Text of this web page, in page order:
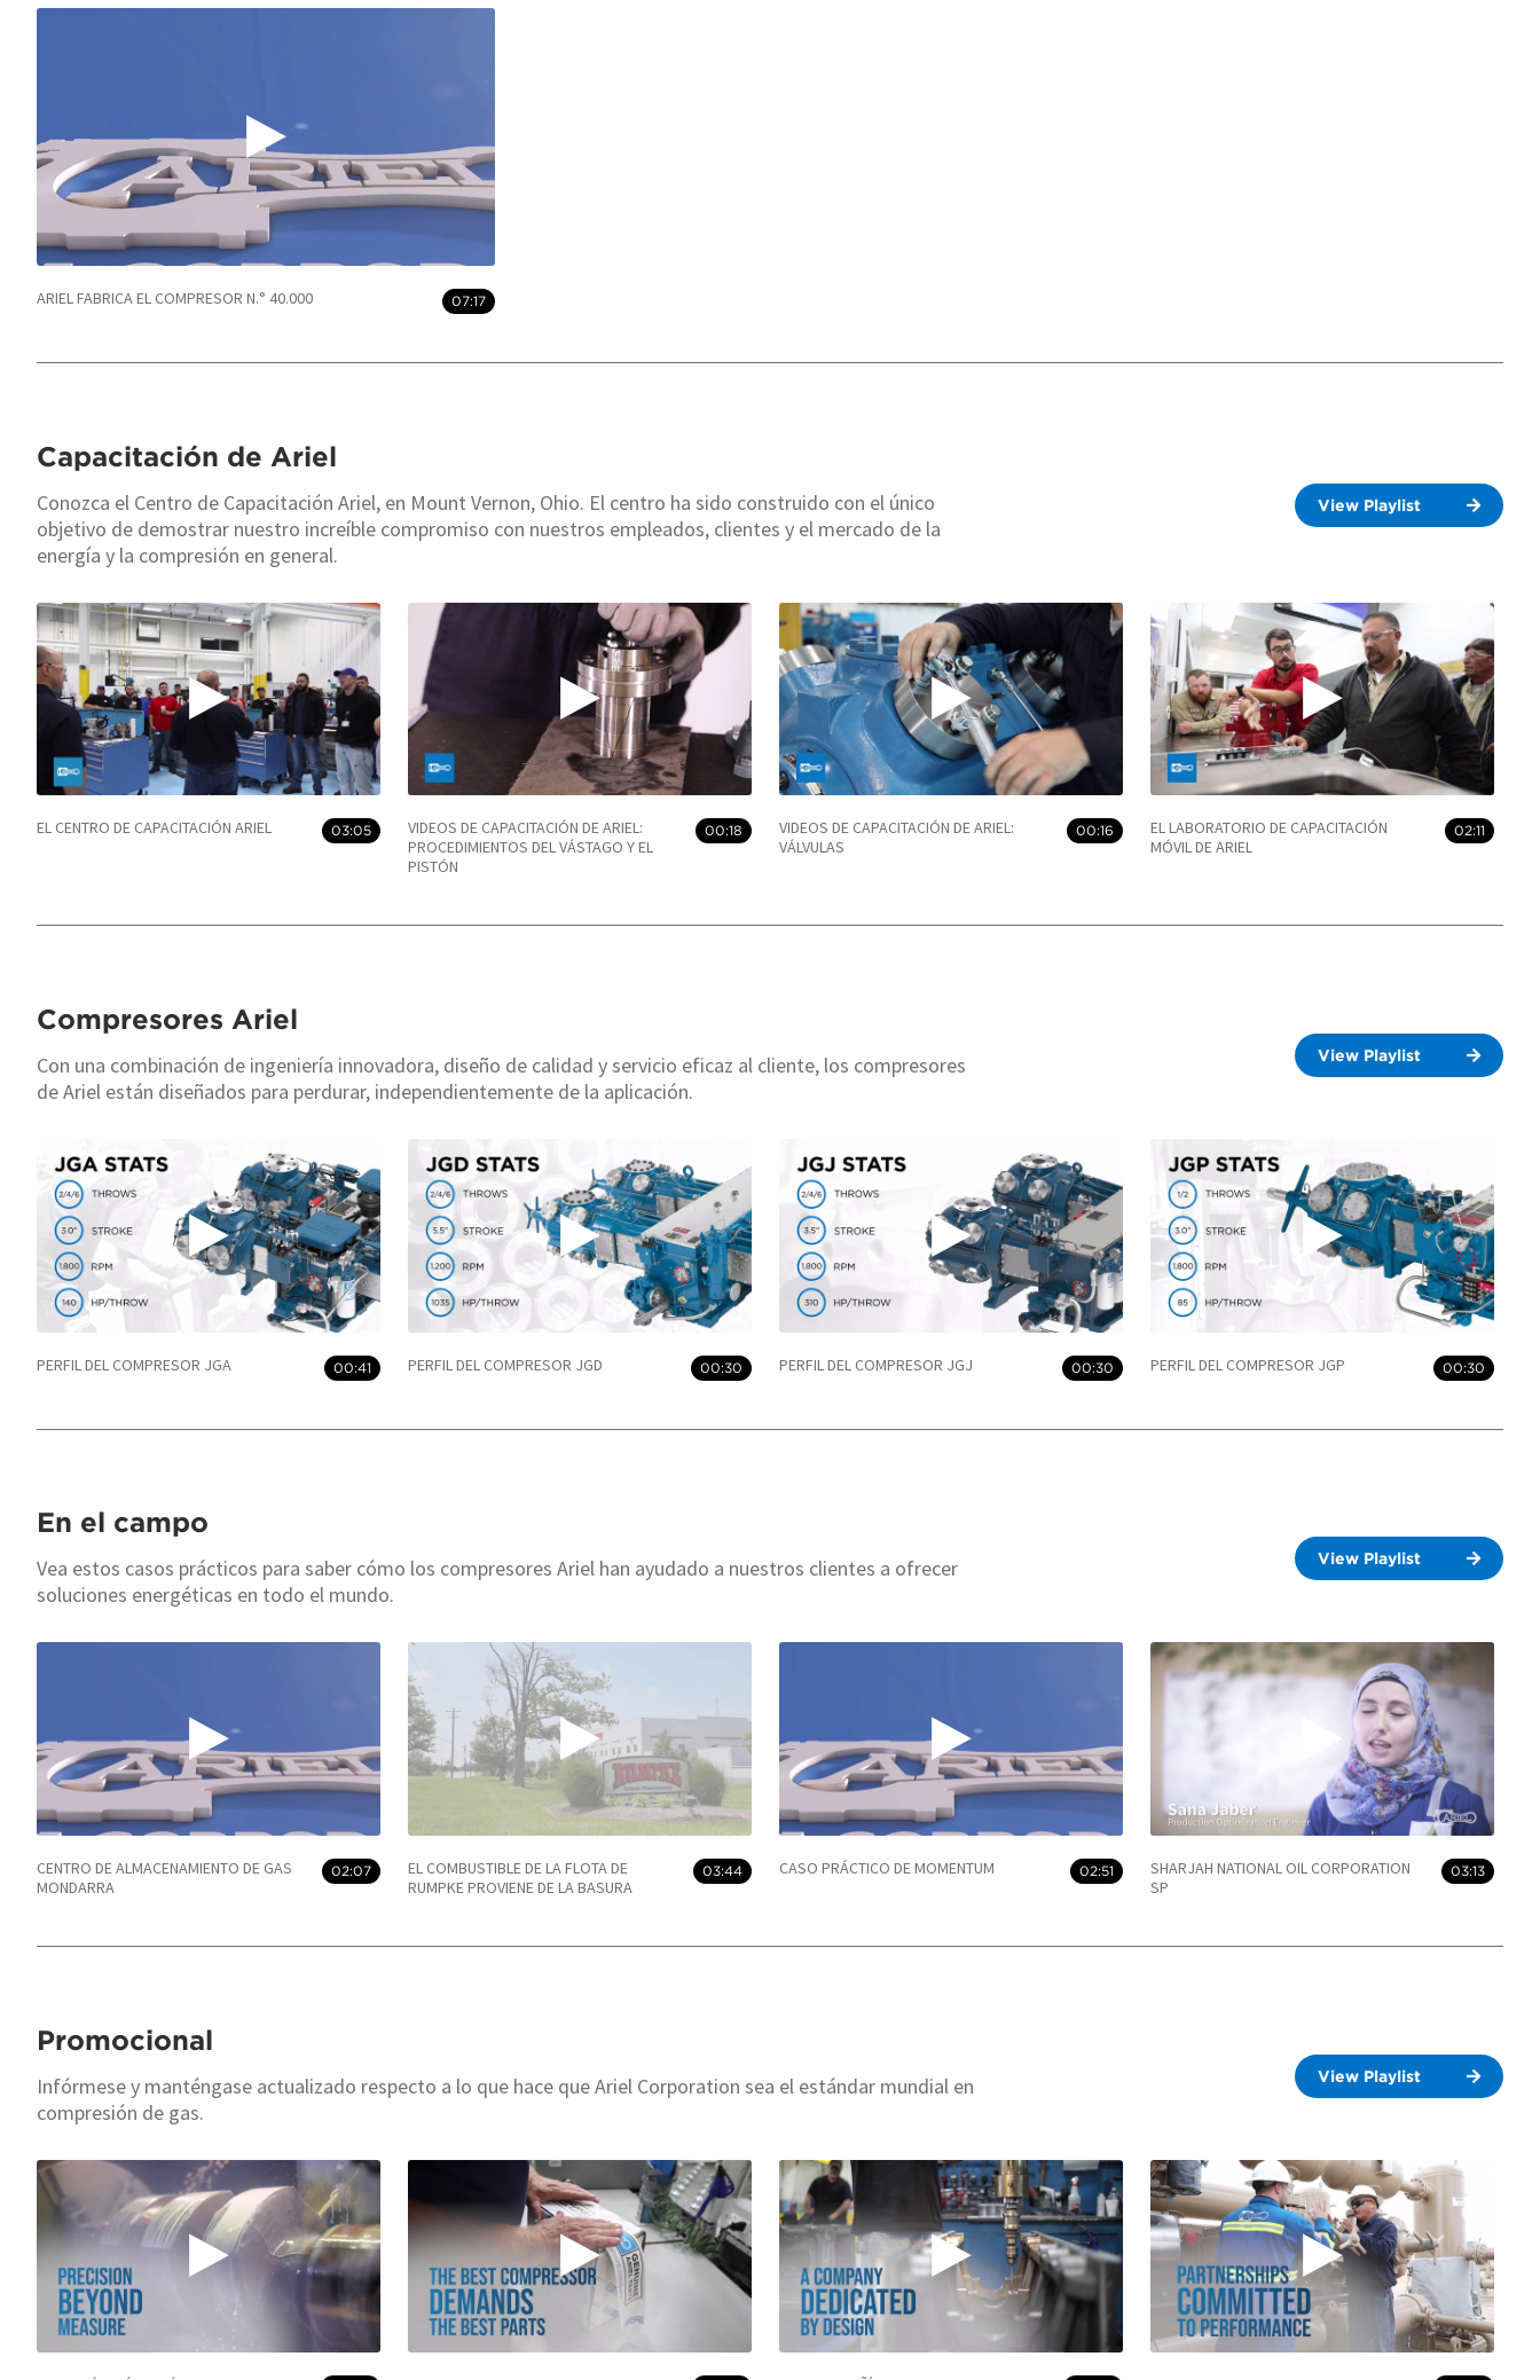
ARIEL FABRICA EL COMPRESOR N.° 40.000 07:17
Capacitación de Ariel
Conozca el Centro de Capacitación Ariel, en Mount Vernon, Ohio. El centro ha sido construido con el único
objetivo de demostrar nuestro increíble compromiso con nuestros empleados, clientes y el mercado de la
energía y la compresión en general.
View Playlist
EL CENTRO DE CAPACITACIÓN ARIEL 03:05
VIDEOS DE CAPACITACIÓN DE ARIEL:
PROCEDIMIENTOS DEL VÁSTAGO Y EL
PISTÓN
00:18
VIDEOS DE CAPACITACIÓN DE ARIEL:
VÁLVULAS
00:16
EL LABORATORIO DE CAPACITACIÓN
MÓVIL DE ARIEL
02:11
Compresores Ariel
Con una combinación de ingeniería innovadora, diseño de calidad y servicio eficaz al cliente, los compresores
de Ariel están diseñados para perdurar, independientemente de la aplicación.
View Playlist
PERFIL DEL COMPRESOR JGA 00:41 PERFIL DEL COMPRESOR JGD 00:30 PERFIL DEL COMPRESOR JGJ 00:30 PERFIL DEL COMPRESOR JGP 00:30
En el campo
Vea estos casos prácticos para saber cómo los compresores Ariel han ayudado a nuestros clientes a ofrecer
soluciones energéticas en todo el mundo.
View Playlist
CENTRO DE ALMACENAMIENTO DE GAS
MONDARRA
02:07
EL COMBUSTIBLE DE LA FLOTA DE
RUMPKE PROVIENE DE LA BASURA
03:44 CASO PRÁCTICO DE MOMENTUM 02:51
SHARJAH NATIONAL OIL CORPORATION
SP
03:13
Promocional
Infórmese y manténgase actualizado respecto a lo que hace que Ariel Corporation sea el estándar mundial en
compresión de gas.
View Playlist